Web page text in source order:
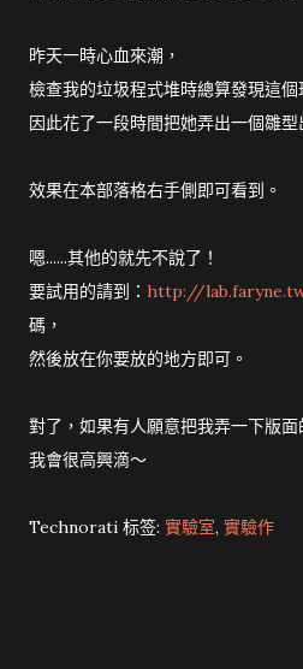
昨天一時心血來潮，
檢查我的垃圾程式堆時總算發現這個
因此花了一段時間把她弄出一個雛型
效果在本部落格右手側即可看到。
嗯......其他的就先不說了！
要試用的請到： http://
碼，
然後放在你要放的地方即可。
對了，如果有人願意把我弄一下版面
我會很高興滴～
Technorati 标签: 實驗室, 實驗作